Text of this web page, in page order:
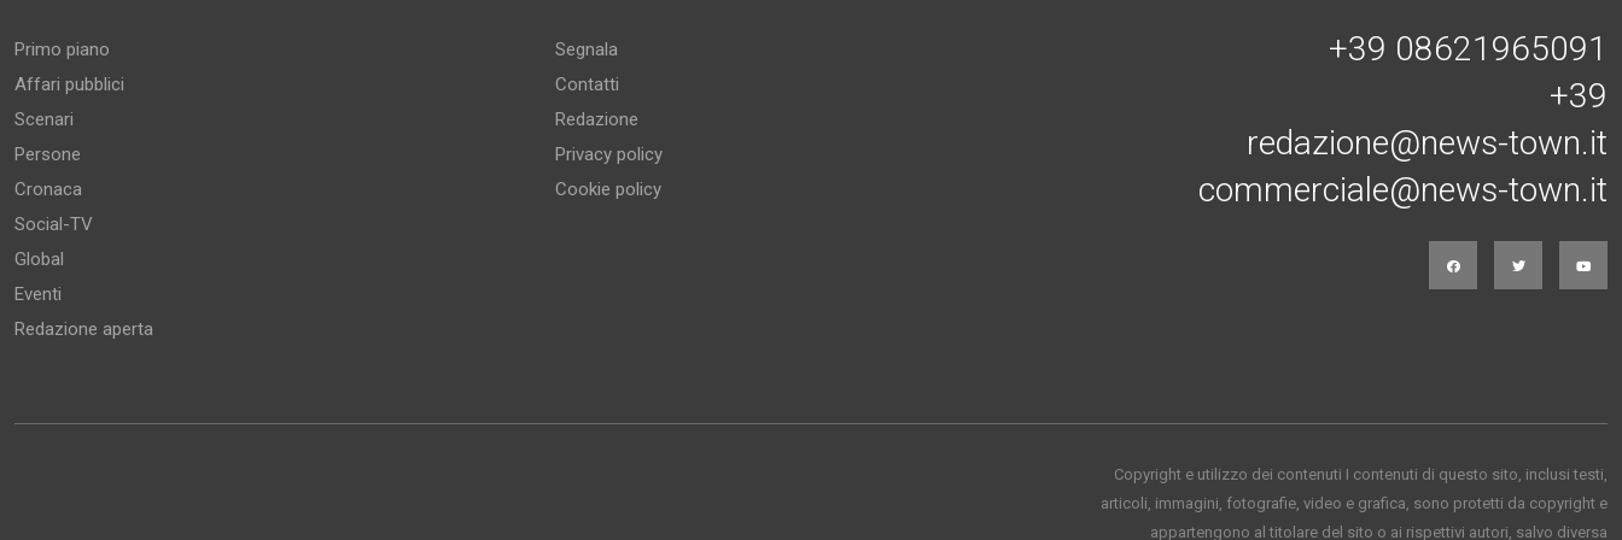
Primo piano
Affari pubblici
Scenari
Persone
Cronaca
Social-TV
Global
Eventi
Redazione aperta
Segnala
Contatti
Redazione
Privacy policy
Cookie policy
+39 08621965091
+39
redazione@news-town.it
commerciale@news-town.it
Copyright e utilizzo dei contenuti I contenuti di questo sito, inclusi testi,
articoli, immagini, fotografie, video e grafica, sono protetti da copyright e
appartengono al titolare del sito o ai rispettivi autori, salvo diversa